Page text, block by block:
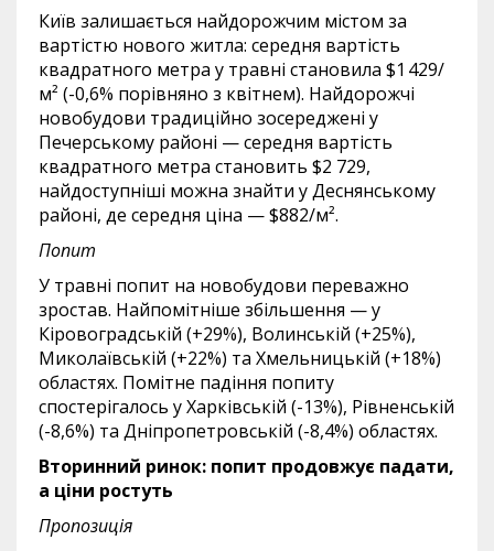
Київ залишається найдорожчим містом за
вартістю нового житла: середня вартість
квадратного метра у травні становила $1 429/
м² (-0,6% порівняно з квітнем). Найдорожчі
новобудови традиційно зосереджені у
Печерському районі — середня вартість
квадратного метра становить $2 729,
найдоступніші можна знайти у Деснянському
районі, де середня ціна — $882/м².
Попит
У травні попит на новобудови переважно
зростав. Найпомітніше збільшення — у
Кіровоградській (+29%), Волинській (+25%),
Миколаївській (+22%) та Хмельницькій (+18%)
областях. Помітне падіння попиту
спостерігалось у Харківській (-13%), Рівненській
(-8,6%) та Дніпропетровській (-8,4%) областях.
Вторинний ринок: попит продовжує падати,
а ціни ростуть
Пропозиція